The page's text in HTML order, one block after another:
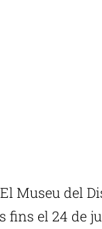
Museu del
fins el 24 de